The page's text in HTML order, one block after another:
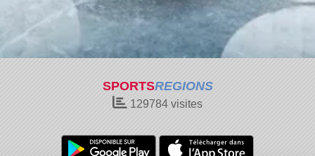
SPORTSREGIONS
129784 visites